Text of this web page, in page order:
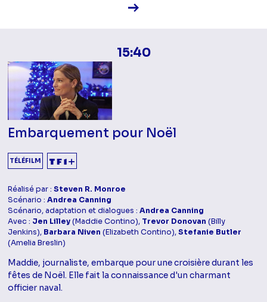
Voir la fiche diffusion
15:40
Embarquement pour Noël
TÉLÉFILM
Réalisé par :Steven R. Monroe
Scénario :Andrea Canning
Scénario, adaptation et dialogues :Andrea Canning
Avec : Jen Lilley(Maddie Contino), Trevor Donovan (Billy
Jenkins), Barbara Niven (Elizabeth Contino),Stefanie Butler
(Amelia Breslin)
Maddie, journaliste, embarque pour une croisière durant les
fêtes de Noël. Elle fait la connaissance d'un charmant
officier naval.